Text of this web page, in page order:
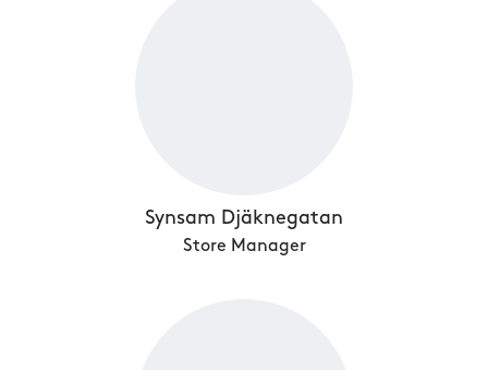
Synsam Djäknegatan
Store Manager